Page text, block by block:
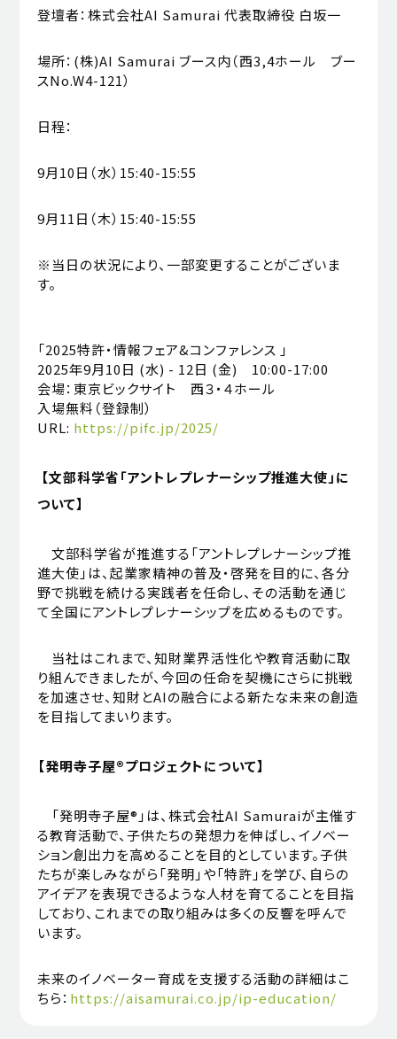
登壇者：株式会社AI Samurai 代表取締役 白坂一
場所：(株)AI Samurai ブース内（西3,4ホール ブー
スNo.W4-121）
日程：
9月10日（水）15:40-15:55
9月11日（木）15:40-15:55
※当日の状況により、⼀部変更することがございま
す。
「2025特許・情報フェア&コンファレンス 」
2025年9月10日 (水) - 12日 (金) 10:00-17:00
会場：東京ビックサイト 西３・４ホール
入場無料（登録制）
URL: https://pifc.jp/2025/
【文部科学省「アントレプレナーシップ推進大使」に
ついて】
文部科学省が推進する「アントレプレナーシップ推
進大使」は、起業家精神の普及・啓発を目的に、各分
野で挑戦を続ける実践者を任命し、その活動を通じ
て全国にアントレプレナーシップを広めるものです。
当社はこれまで、知財業界活性化や教育活動に取
り組んできましたが、今回の任命を契機にさらに挑戦
を加速させ、知財とAIの融合による新たな未来の創造
を目指してまいります。
【発明寺子屋®プロジェクトについて】
「発明寺子屋®」は、株式会社AI Samuraiが主催す
る教育活動で、子供たちの発想力を伸ばし、イノベー
ション創出力を高めることを目的としています。子供
たちが楽しみながら「発明」や「特許」を学び、自らの
アイデアを表現できるような人材を育てることを目指
しており、これまでの取り組みは多くの反響を呼んで
います。
未来のイノベーター育成を支援する活動の詳細はこ
ちら： https://aisamurai.co.jp/ip-education/